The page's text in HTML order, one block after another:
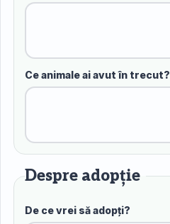
Ce animale ai avut în trecut?
Despre adopție
De ce vrei să adopți?